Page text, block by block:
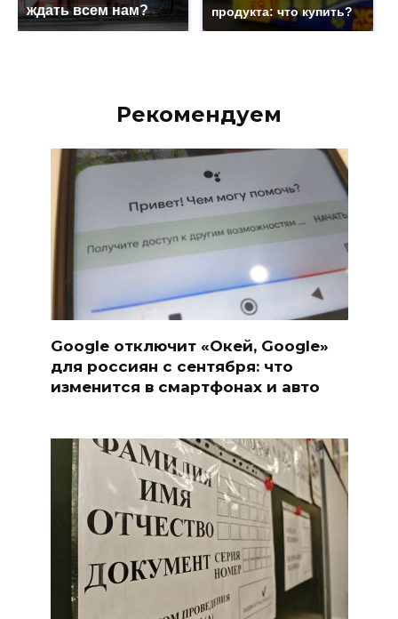
ждать всем нам?
продукта: что купить?
Рекомендуем
Google отключит «Окей, Google»
для россиян с сентября: что
изменится в смартфонах и авто